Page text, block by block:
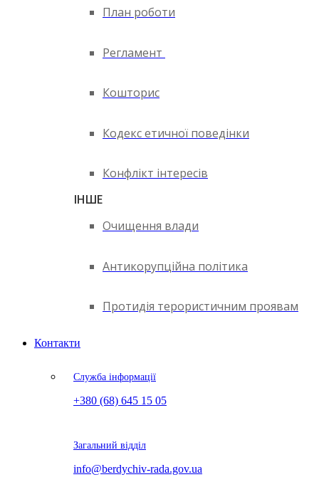
План роботи
Регламент
Кошторис
Кодекс етичної поведінки
Конфлікт інтересів
ІНШЕ
Очищення влади
Антикорупційна політика
Протидія терористичним проявам
Контакти
Служба інформації
+380 (68) 645 15 05
Загальний відділ
info@berdychiv-rada.gov.ua